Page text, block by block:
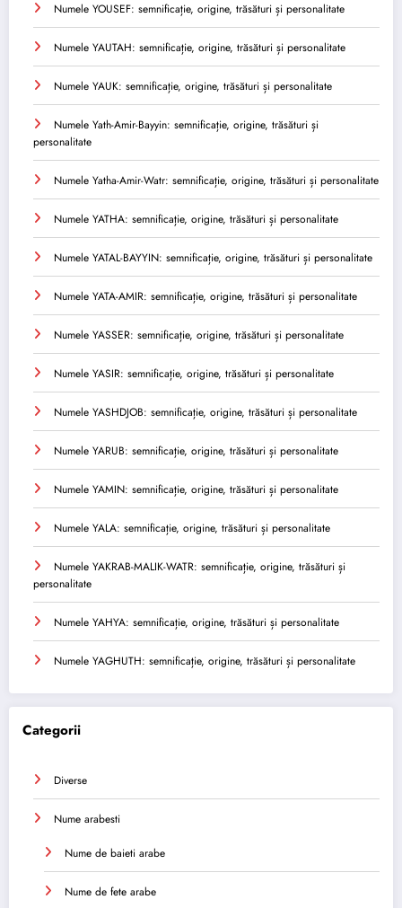
Numele YOUSEF: semnificație, origine, trăsături și personalitate
Numele YAUTAH: semnificație, origine, trăsături și personalitate
Numele YAUK: semnificație, origine, trăsături și personalitate
Numele Yath-Amir-Bayyin: semnificație, origine, trăsături și
personalitate
Numele Yatha-Amir-Watr: semnificație, origine, trăsături și personalitate
Numele YATHA: semnificație, origine, trăsături și personalitate
Numele YATAL-BAYYIN: semnificație, origine, trăsături și personalitate
Numele YATA-AMIR: semnificație, origine, trăsături și personalitate
Numele YASSER: semnificație, origine, trăsături și personalitate
Numele YASIR: semnificație, origine, trăsături și personalitate
Numele YASHDJOB: semnificație, origine, trăsături și personalitate
Numele YARUB: semnificație, origine, trăsături și personalitate
Numele YAMIN: semnificație, origine, trăsături și personalitate
Numele YALA: semnificație, origine, trăsături și personalitate
Numele YAKRAB-MALIK-WATR: semnificație, origine, trăsături și
personalitate
Numele YAHYA: semnificație, origine, trăsături și personalitate
Numele YAGHUTH: semnificație, origine, trăsături și personalitate
Categorii
Diverse
Nume arabesti
Nume de baieti arabe
Nume de fete arabe